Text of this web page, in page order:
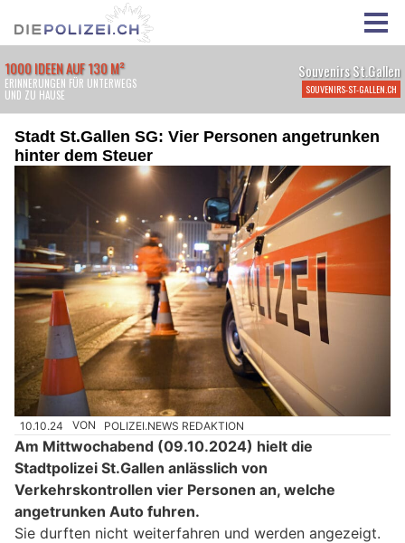
Stadt St.Gallen SG: Vier Personen angetrunken
hinter dem Steuer
10.10.24 VON POLIZEI.NEWS REDAKTION
Am Mittwochabend (09.10.2024) hielt die
Stadtpolizei St.Gallen anlässlich von
Verkehrskontrollen vier Personen an, welche
angetrunken Auto fuhren.
Sie durften nicht weiterfahren und werden angezeigt.